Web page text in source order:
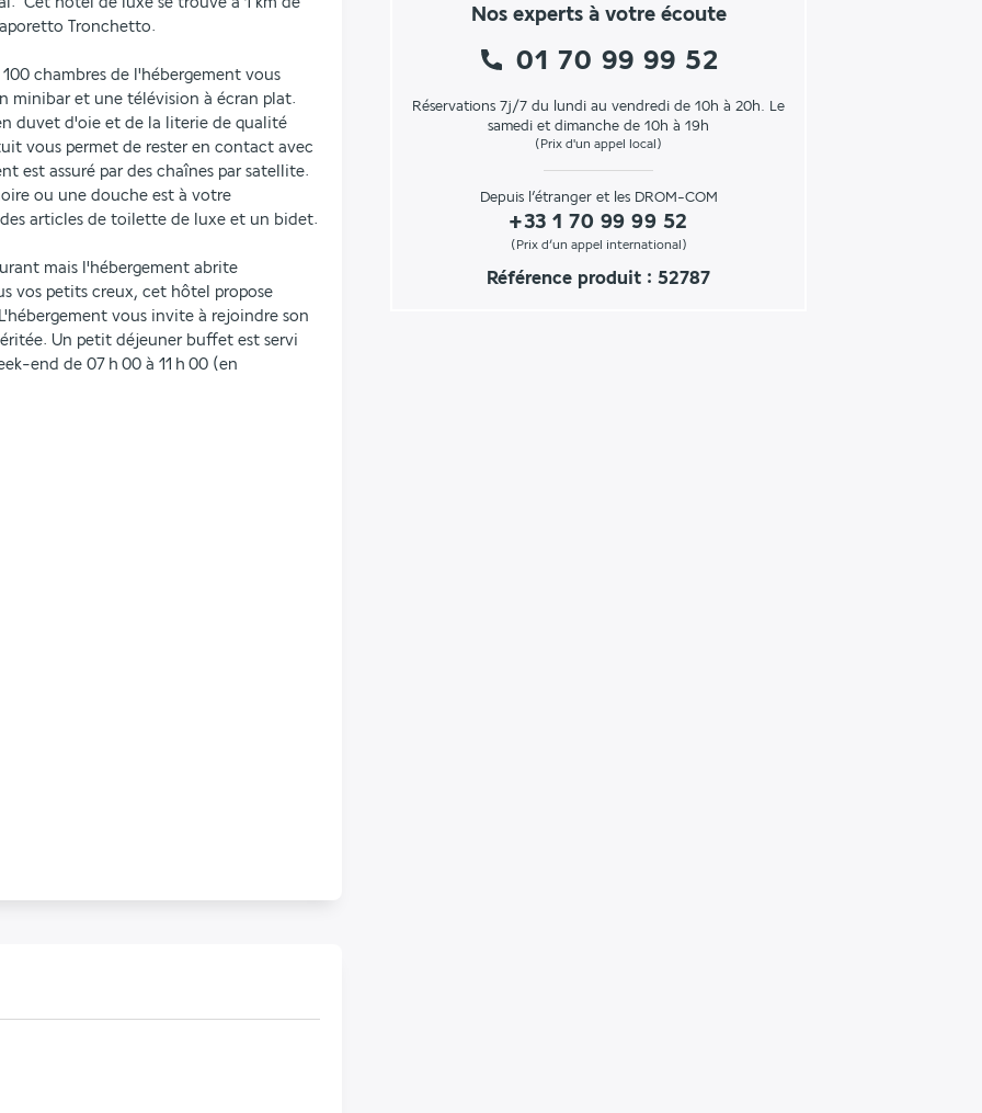
Nos experts à votre écoute
01 70 99 99 52
Réservations 7j/7 du lundi au vendredi de 10h à 20h. Le
samedi et dimanche de 10h à 19h
(Prix d'un appel local)
Depuis l’étranger et les DROM-COM
+33 1 70 99 99 52
(Prix d’un appel international)
Référence produit : 52787
Tronchetto.
chambres de l'hébergement vous
et une télévision à écran plat.
duvet d'oie et de la literie de qualité
vous permet de rester en contact avec
est assuré par des chaînes par satellite.
ou une douche est à votre
articles de toilette de luxe et un bidet.
mais l'hébergement abrite
vos petits creux, cet hôtel propose
vous invite à rejoindre son
Un petit déjeuner buffet est servi
end de 07 h 00 à 11 h 00 (en